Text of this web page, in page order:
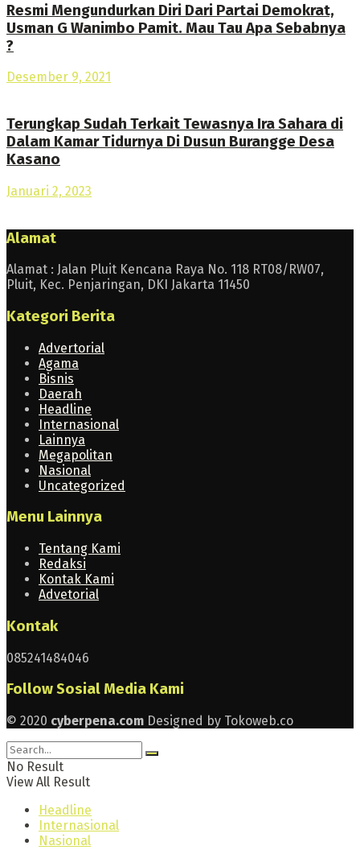
Resmi Mengundurkan Diri Dari Partai Demokrat,
Usman G Wanimbo Pamit. Mau Tau Apa Sebabnya
?
Desember 9, 2021
Terungkap Sudah Terkait Tewasnya Ira Sahara di
Dalam Kamar Tidurnya Di Dusun Burangge Desa
Kasano
Januari 2, 2023
Alamat
Alamat : Jalan Pluit Kencana Raya No. 118 RT08/RW07,
Pluit, Kec. Penjaringan, DKI Jakarta 11450
Kategori Berita
Advertorial
Agama
Bisnis
Daerah
Headline
Internasional
Lainnya
Megapolitan
Nasional
Uncategorized
Menu Lainnya
Tentang Kami
Redaksi
Kontak Kami
Advetorial
Kontak
085241484046
Follow Sosial Media Kami
© 2020 cyberpena.com Designed by Tokoweb.co
No Result
View All Result
Headline
Internasional
Nasional